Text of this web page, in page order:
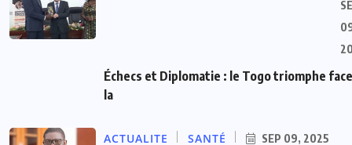
Échecs et Diplomatie : le Togo triomphe
la
ACTUALITE SANTÉ SEP 09, 2025